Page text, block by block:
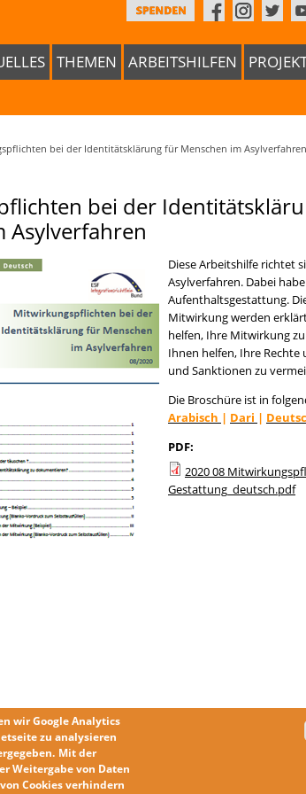
THEMEN ARBEITSHILFEN
bei der Identitätsklärung für Menschen im Asylverfahren
bei der
Asylverfahren
Diese Arbeitshilfe richtet
Asylverfahren. Dabei
Aufenthaltsgestattung.
Mitwirkung werden
helfen, Ihre Mitwirkung
Ihnen helfen, Ihre
und Sanktionen zu
Die Broschüre ist in
Arabisch | Dari |
PDF:
2020 08
Gestattung_deutsch.pdf
wirGoogle Analytics
zu analysieren
Mit der
Weitergabe von Daten
Cookies verhindern